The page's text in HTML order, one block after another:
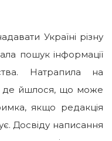
Україні різну
пошук інформації
Натрапила на
де йшлося, що може
якщо редакція
Досвіду написання